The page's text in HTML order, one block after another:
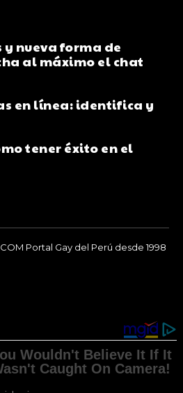
y nueva forma de
al máximo el chat
en línea: identifica y
tener éxito en el
Portal Gay del Perú desde 1998